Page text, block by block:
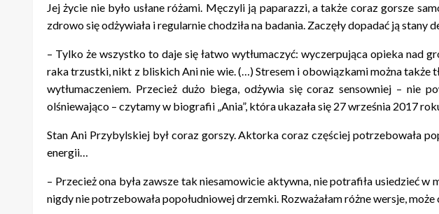
Jej życie nie było usłane różami. Męczyli ją paparazzi, a także coraz gorsze
zdrowo się odżywiała i regularnie chodziła na badania. Zaczęły dopadać ją stany
– Tylko że wszystko to daje się łatwo wytłumaczyć: wyczerpująca opieka nad
raka trzustki, nikt z bliskich Ani nie wie. (…) Stresem i obowiązkami można także
wytłumaczeniem. Przecież dużo biega, odżywia się coraz sensowniej –
olśniewająco – czytamy w biografii „Ania”, która ukazała się 27 września 2017
Stan Ani Przybylskiej był coraz gorszy. Aktorka coraz częściej potrzebowała
energii…
– Przecież ona była zawsze tak niesamowicie aktywna, nie potrafiła usiedzieć
nigdy nie potrzebowała popołudniowej drzemki. Rozważałam różne wersje,